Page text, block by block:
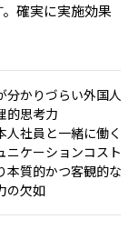
確実に実施効果
分かりづらい外国人社
的思考力
人社員と一緒に働く際
ニケーションコスト
本質的かつ客観的な問
の欠如